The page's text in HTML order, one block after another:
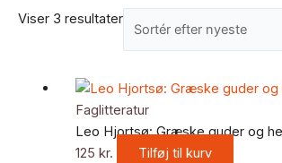
Viser 3 resultater
Faglitteratur
Leo Hjortsø: Græske guder og
125 kr. Tilføj til kurv